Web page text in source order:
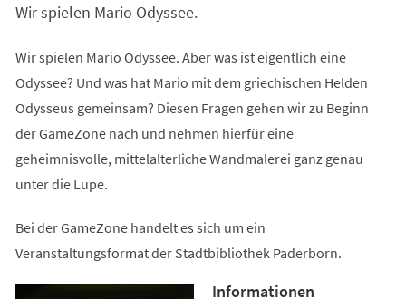
neuen
Wir spielen Mario Odyssee.
Wir spielen Mario Odyssee. Aber was ist eigentlich eine
Odyssee? Und was hat Mario mit dem griechischen Helden
Odysseus gemeinsam? Diesen Fragen gehen wir zu Beginn
der GameZone nach und nehmen hierfür eine
geheimnisvolle, mittelalterliche Wandmalerei ganz genau
unter die Lupe.
Bei der GameZone handelt es sich um ein
Veranstaltungsformat der Stadtbibliothek Paderborn.
Informationen